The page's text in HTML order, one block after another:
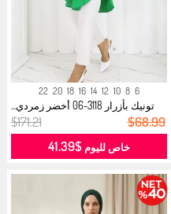
6
8
10
12
14
16
18
20
22
تونيك بأزرار 3118-06 أخضر زمردي...
$171.21 $68.99
خاص لليوم$41.39